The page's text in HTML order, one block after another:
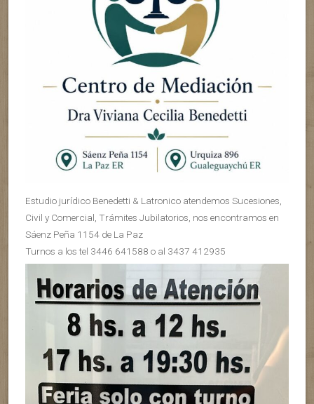
Estudio jurídico Benedetti & Latronico atendemos Sucesiones,
Civil y Comercial, Trámites Jubilatorios, nos encontramos en
Sáenz Peña 1154 de La Paz
Turnos a los tel 3446 641588 o al 3437 412935